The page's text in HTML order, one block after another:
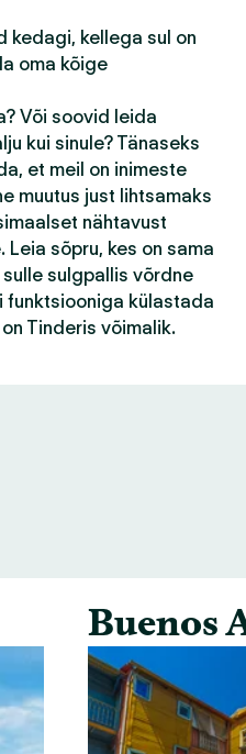
kedagi, kellega sul on
oma kõige
Või soovid leida
kui sinule? Tänaseks
et meil on inimeste
muutus just lihtsamaks
nähtavust
sõpru, kes on sama
sulgpallis võrdne
funktsiooniga külastada
Tinderis võimalik.
Buenos